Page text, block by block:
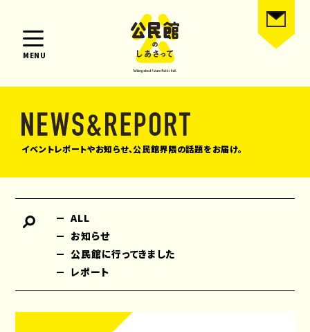
MENU
イベントレポートやお知らせ、公民館界隈の話題をお届け。
ALL
お知らせ
公民館に行ってきました
レポート